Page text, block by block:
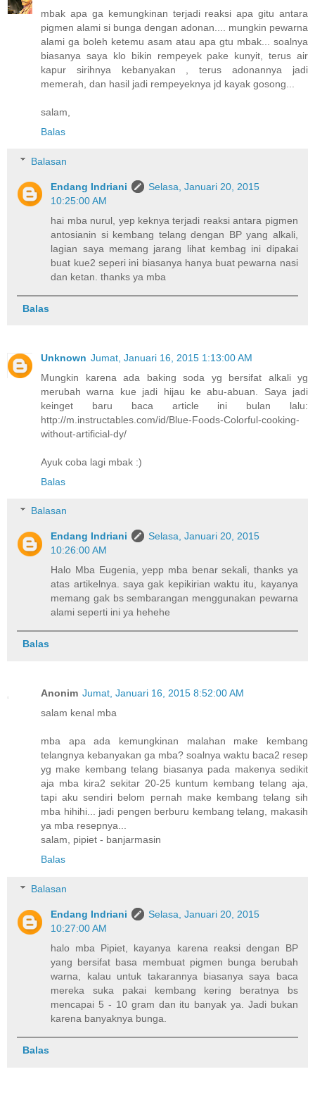
mbak apa ga kemungkinan terjadi reaksi apa gitu antara
pigmen alami si bunga dengan adonan.... mungkin pewarna
alami ga boleh ketemu asam atau apa gtu mbak... soalnya
biasanya saya klo bikin rempeyek pake kunyit, terus air
kapur sirihnya kebanyakan , terus adonannya jadi
memerah, dan hasil jadi rempeyeknya jd kayak gosong...
salam,
Balas
Balasan
Endang Indriani
Selasa, Januari 20, 2015
10:25:00 AM
hai mba nurul, yep keknya terjadi reaksi antara pigmen
antosianin si kembang telang dengan BP yang alkali,
lagian saya memang jarang lihat kembag ini dipakai
buat kue2 seperi ini biasanya hanya buat pewarna nasi
dan ketan. thanks ya mba
Balas
Unknown Jumat, Januari 16, 2015 1:13:00 AM
Mungkin karena ada baking soda yg bersifat alkali yg
merubah warna kue jadi hijau ke abu-abuan. Saya jadi
keinget baru baca article ini bulan lalu:
http://m.instructables.com/id/Blue-Foods-Colorful-cooking-
without-artificial-dy/
Ayuk coba lagi mbak :)
Balas
Balasan
Endang Indriani
Selasa, Januari 20, 2015
10:26:00 AM
Halo Mba Eugenia, yepp mba benar sekali, thanks ya
atas artikelnya. saya gak kepikirian waktu itu, kayanya
memang gak bs sembarangan menggunakan pewarna
alami seperti ini ya hehehe
Balas
Anonim Jumat, Januari 16, 2015 8:52:00 AM
salam kenal mba
mba apa ada kemungkinan malahan make kembang
telangnya kebanyakan ga mba? soalnya waktu baca2 resep
yg make kembang telang biasanya pada makenya sedikit
aja mba kira2 sekitar 20-25 kuntum kembang telang aja,
tapi aku sendiri belom pernah make kembang telang sih
mba hihihi... jadi pengen berburu kembang telang, makasih
ya mba resepnya...
salam, pipiet - banjarmasin
Balas
Balasan
Endang Indriani
Selasa, Januari 20, 2015
10:27:00 AM
halo mba Pipiet, kayanya karena reaksi dengan BP
yang bersifat basa membuat pigmen bunga berubah
warna, kalau untuk takarannya biasanya saya baca
mereka suka pakai kembang kering beratnya bs
mencapai 5 - 10 gram dan itu banyak ya. Jadi bukan
karena banyaknya bunga.
Balas